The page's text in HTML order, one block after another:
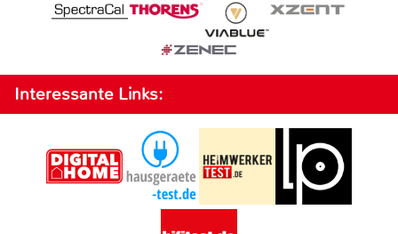
Interessante Links: